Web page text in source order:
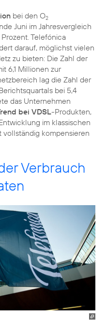
bei den O2
Juni im Jahresvergleich
Telefónica
darauf, möglichst vielen
zu bieten: Die Zahl der
6,1 Millionen zur
lag die Zahl der
bei 5,4
das Unternehmen
bei VDSL-Produkten,
im klassischen
kompensieren
Verbrauch